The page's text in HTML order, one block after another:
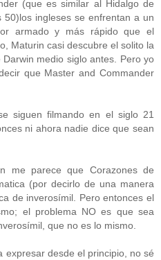
(que es similar al Hidalgo de
ingleses se enfrentan a un
armado y más rápido que el
Maturin casi descubre el solito la
medio siglo antes. Pero yo
que Master and Commander
siguen filmando en el siglo 21
ni ahora nadie dice que sean
me parece que Corazones de
(por decirlo de una manera
de inverosímil. Pero entonces el
el problema NO es que sea
que no es lo mismo.
expresar desde el principio, no sé